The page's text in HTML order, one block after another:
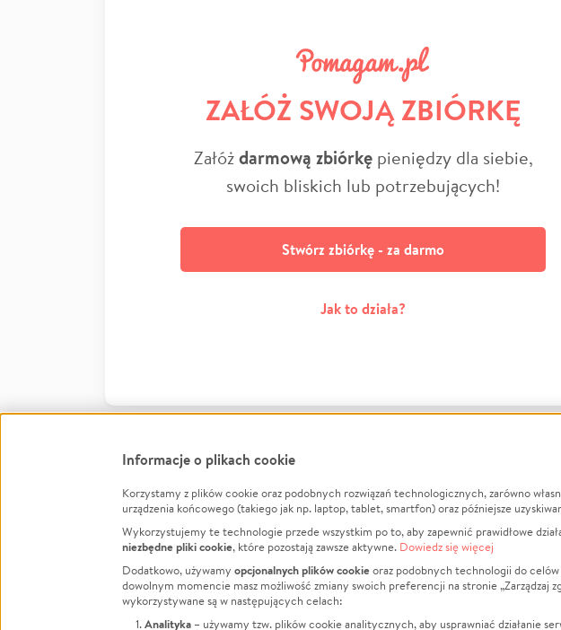
ZAŁÓŻ SWOJĄ ZBIÓRKĘ
Załóżdarmową zbiórkępieniędzy dla siebie,
swoich bliskich lub potrzebujących!
Stwórz zbiórkę - za darmo
Jak to działa?
FacebookTwitter Instagram
LinkedInTikTok Youtube
Informacje
Jak to działa?
Regulamin
Polityka Prywatności
Informacje o plikach cookie
Korzystamy z plików cookie oraz podobnych rozwiązań technologicznych, zarówno
urządzenia końcowego (takiego jak np. laptop, tablet, smartfon) oraz późniejsze
Wykorzystujemy te technologie przede wszystkim po to, aby zapewnić prawidłowe
niezbędne pliki cookie, które pozostają zawsze aktywne. Dowiedz się więcej
Dodatkowo, używamy opcjonalnych plików cookieoraz podobnych technologii do
dowolnym momencie masz możliwość zmiany swoich preferencji na stronie „Zarządzaj
wykorzystywane są w następujących celach:
Analityka – używamy tzw. plików cookie analitycznych, aby usprawniać działanie